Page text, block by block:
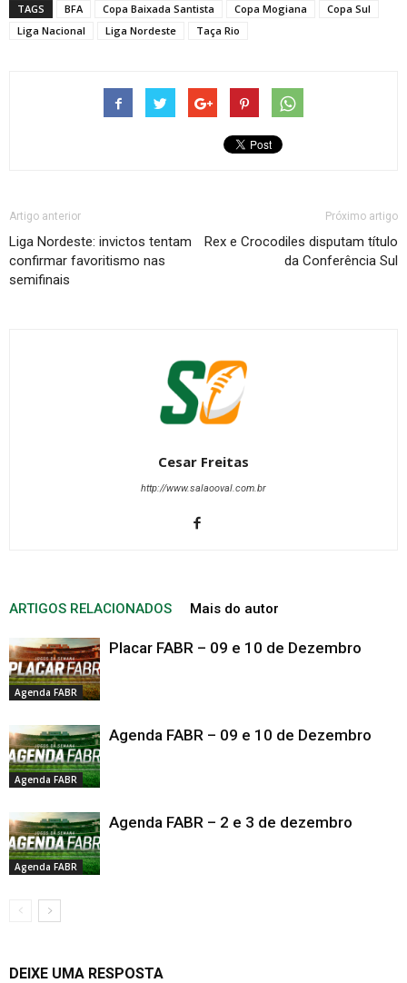
TAGS BFA Copa Baixada Santista Copa Mogiana
Copa Sul
Liga Nacional
Liga Nordeste Taça Rio
Artigo anterior
Liga Nordeste: invictos tentam
confirmar favoritismo nas
semifinais
Próximo artigo
Rex e Crocodiles disputam título
da Conferência Sul
Cesar Freitas
http://www.salaooval.com.br
ARTIGOS RELACIONADOS Mais do autor
Agenda FABR
Placar FABR – 09 e 10 de Dezembro
Agenda FABR
Agenda FABR – 09 e 10 de Dezembro
Agenda FABR
Agenda FABR – 2 e 3 de dezembro
DEIXE UMA RESPOSTA